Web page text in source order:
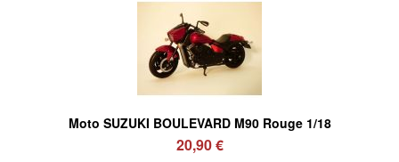
Moto SUZUKI BOULEVARD M90 Rouge 1/18
20,90 €